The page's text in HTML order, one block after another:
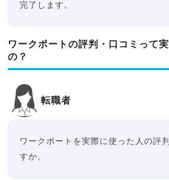
完了します。
ワークポートの評判・口コミって
の？
転職者
ワークポートを実際に使った人の評
すか。